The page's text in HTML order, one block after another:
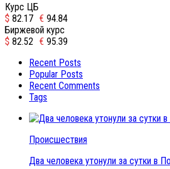
Курс ЦБ
$ 82.17 € 94.84
Биржевой курс
$ 82.52 € 95.39
Recent Posts
Popular Posts
Recent Comments
Tags
Происшествия
Два человека утонули за сутки в